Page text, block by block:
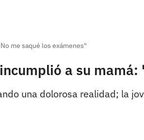
me saqué los exámenes"
a su
una dolorosa realidad; la